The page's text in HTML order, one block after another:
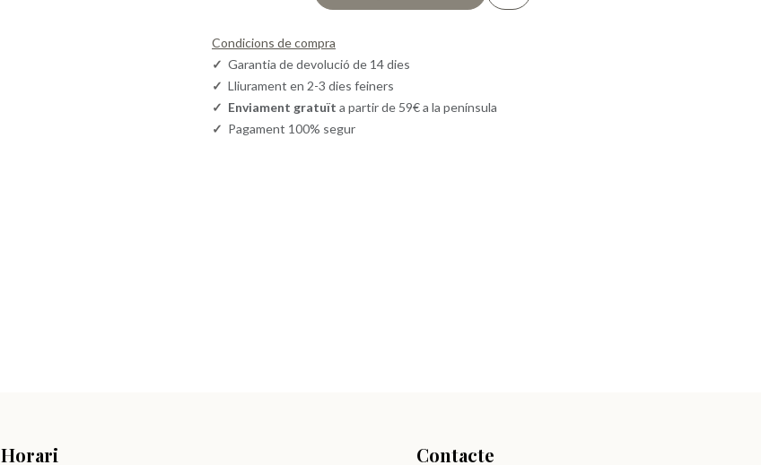
Condicions de compra
✓ Garantia de devolució de 14 dies
✓ Lliurament en 2-3 dies feiners
✓ Enviament gratuït a partir de 59€ a la península
✓ Pagament 100% segur
Horari Contacte